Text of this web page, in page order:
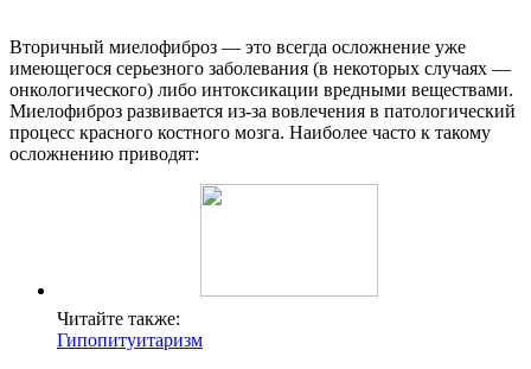
Вторичный миелофиброз — это всегда осложнение уже
имеющегося серьезного заболевания (в некоторых случаях —
онкологического) либо интоксикации вредными веществами.
Миелофиброз развивается из-за вовлечения в патологический
процесс красного костного мозга. Наиболее часто к такому
осложнению приводят:
Читайте также:
Гипопитуитаризм